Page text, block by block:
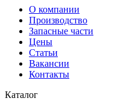
О компании
Производство
Запасные части
Цены
Статьи
Вакансии
Контакты
Каталог